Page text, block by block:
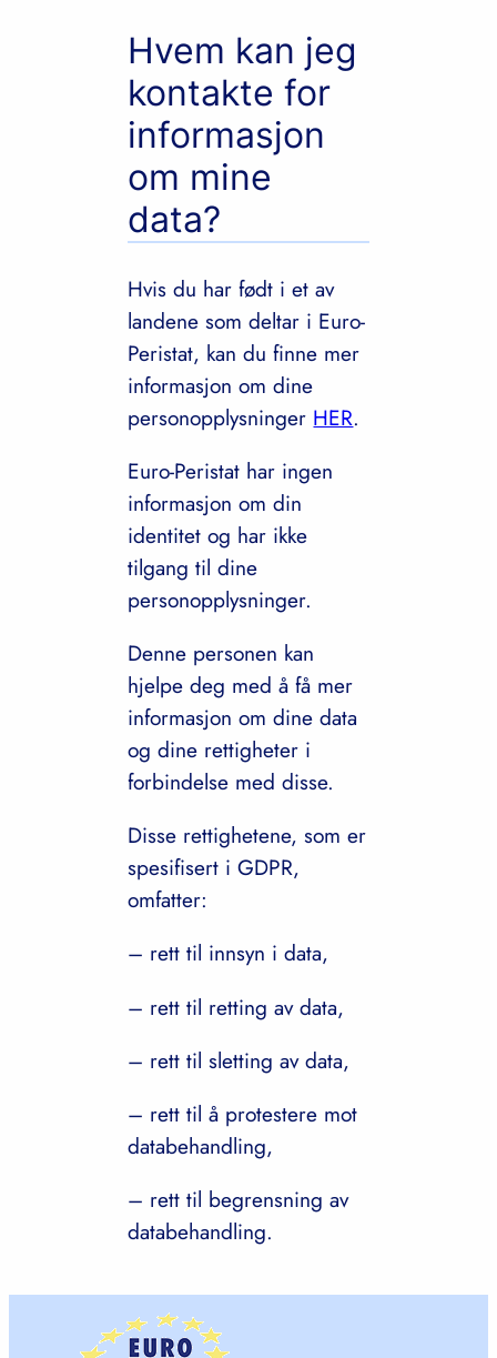
Hvem kan jeg
kontakte for
informasjon
om mine
data?
Hvis du har født i et av
landene som deltar i Euro-
Peristat, kan du finne mer
informasjon om dine
personopplysninger HER.
Euro-Peristat har ingen
informasjon om din
identitet og har ikke
tilgang til dine
personopplysninger.
Denne personen kan
hjelpe deg med å få mer
informasjon om dine data
og dine rettigheter i
forbindelse med disse.
Disse rettighetene, som er
spesifisert i GDPR,
omfatter:
– rett til innsyn i data,
– rett til retting av data,
– rett til sletting av data,
– rett til å protestere mot
databehandling,
– rett til begrensning av
databehandling.